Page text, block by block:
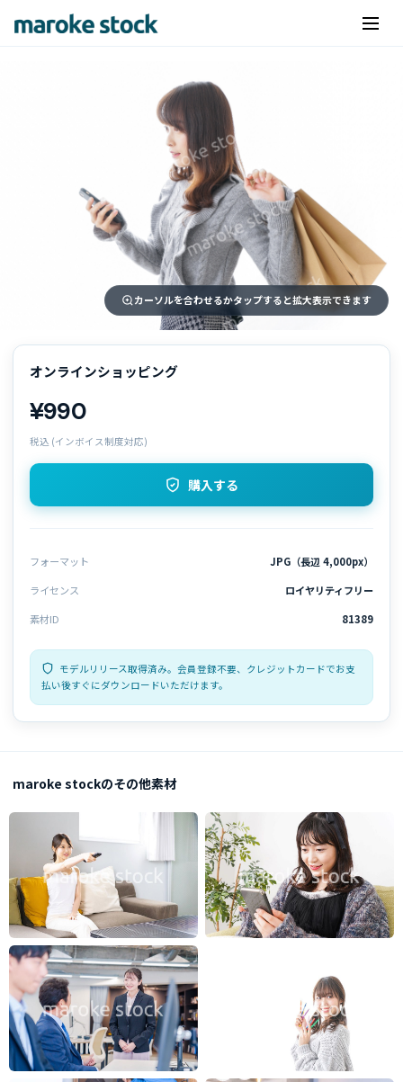
カーソルを合わせるかタップすると拡大表示できます
オンラインショッピング
¥990
税込 (インボイス制度対応)
購入する
フォーマット
JPG（長辺 4,000px）
ライセンス
ロイヤリティフリー
素材ID
81389
モデルリリース取得済み。会員登録不要、クレジットカードでお支
払い後すぐにダウンロードいただけます。
maroke stockのその他素材